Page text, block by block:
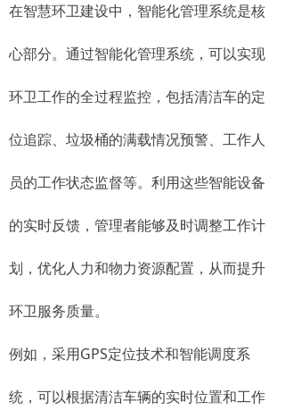
在智慧环卫建设中，智能化管理系统是核
心部分。通过智能化管理系统，可以实现
环卫工作的全过程监控，包括清洁车的定
位追踪、垃圾桶的满载情况预警、工作人
员的工作状态监督等。利用这些智能设备
的实时反馈，管理者能够及时调整工作计
划，优化人力和物力资源配置，从而提升
环卫服务质量。
例如，采用GPS定位技术和智能调度系
统，可以根据清洁车辆的实时位置和工作